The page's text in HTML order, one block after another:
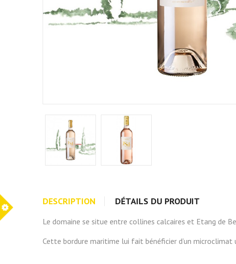
DESCRIPTION DÉTAILS DU PRODUIT
Le domaine se situe entre collines calcaires et Etang de
Cette bordure maritime lui fait bénéficier d’un